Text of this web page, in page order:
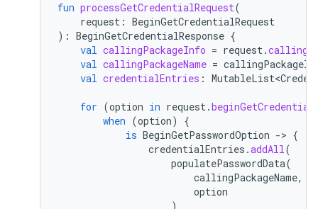
fun processGetCredentialRequest(
request : BeginGetCredentialRequest
): BeginGetCredentialResponse {
val callingPackageInfo = request.
val callingPackageName =
val credentialEntries :
for (option in request.
when (option)
{
is BeginGetPasswordOption -> {
credentialEntries .addAll(
populatePasswordData(
callingPackageName,
option
)